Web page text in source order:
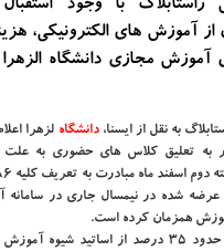
راستابلاگ با وجود
از آموزش های الكترونیكی،
به نقل از ایسنا،دانشگاه‌ لزهرا
به تعلیق كلاس های حضوری به علت
همزمان كرده است.
بر همین مبنا حدود ۳۵ درصد از اساتید